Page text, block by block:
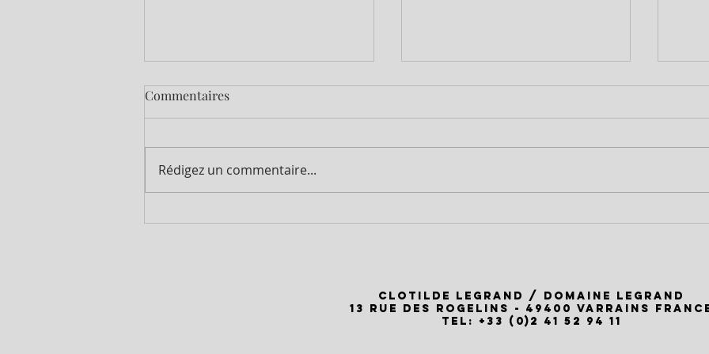
Commentaires
Rédigez un commentaire...
Clotilde Legrand / Domaine Legrand
13 rue des Rogelins - 49400 Varrains
Tel: +33 (0)2 41 52 94 11